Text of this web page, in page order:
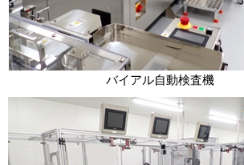
バイアル自動検査機